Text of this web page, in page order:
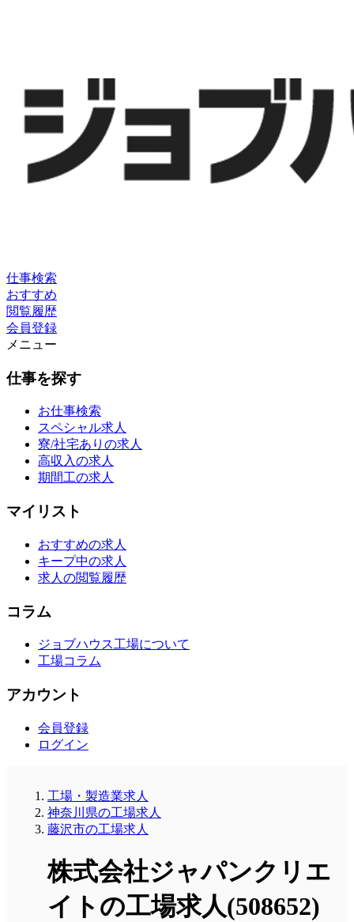
仕事検索
おすすめ
閲覧履歴
会員登録
メニュー
仕事を探す
お仕事検索
スペシャル求人
寮/社宅ありの求人
高収入の求人
期間工の求人
マイリスト
おすすめの求人
キープ中の求人
求人の閲覧履歴
コラム
ジョブハウス工場について
工場コラム
アカウント
会員登録
ログイン
工場・製造業求人
神奈川県の工場求人
藤沢市の工場求人
株式会社ジャパンクリエ
イトの工場求人(508652)